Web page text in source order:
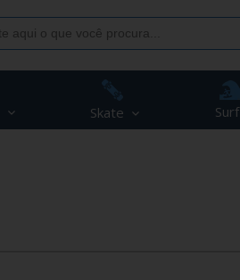
Skate Surf